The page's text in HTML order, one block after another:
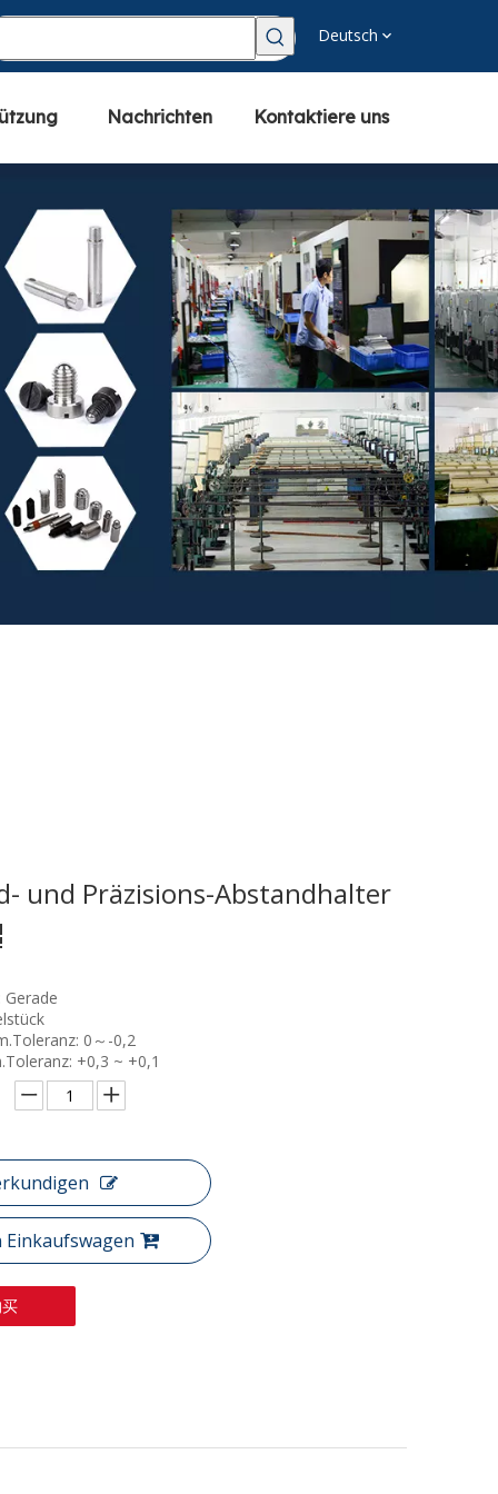
Deutsch
Nachrichten Kontaktiere uns
und Präzisions-Abstandhalter
Gerade
0～-0,2
+0,3 ~ +0,1
Einkaufswagen